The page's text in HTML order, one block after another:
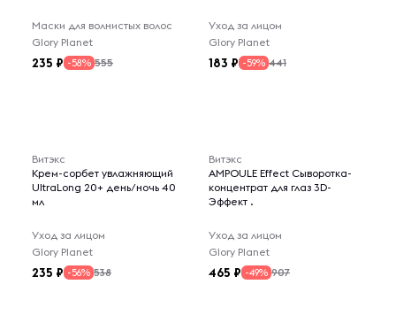
Маски для волнистых волос
Glory Planet
235 -58% 555
Уход за лицом
Glory Planet
183 -59% 441
Витэкс
Крем-сорбет увлажняющий
UltraLong 20+ день/ночь 40
мл
Уход за лицом
Glory Planet
235 -56% 538
Витэкс
AMPOULE Effect Сыворотка-
концентрат для глаз 3D-
Эффект .
Уход за лицом
Glory Planet
465 -49% 907